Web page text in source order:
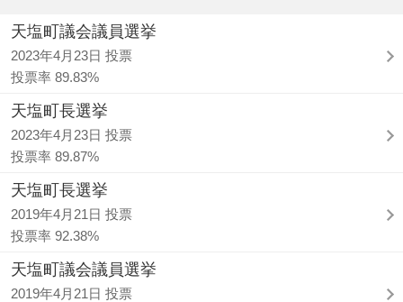
天塩町議会議員選挙
2023年4月23日 投票
投票率 89.83%
天塩町長選挙
2023年4月23日 投票
投票率 89.87%
天塩町長選挙
2019年4月21日 投票
投票率 92.38%
天塩町議会議員選挙
2019年4月21日 投票